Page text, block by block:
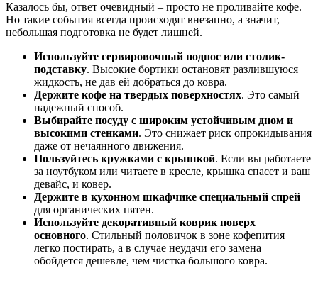
Казалось бы, ответ очевидный – просто не проливайте кофе.
Но такие события всегда происходят внезапно, а значит,
небольшая подготовка не будет лишней.
Используйте сервировочный поднос или столик-
подставку. Высокие бортики остановят разлившуюся
жидкость, не дав ей добраться до ковра.
Держите кофе на твердых поверхностях. Это самый
надежный способ.
Выбирайте посуду с широким устойчивым дном и
высокими стенками. Это снижает риск опрокидывания
даже от нечаянного движения.
Пользуйтесь кружками с крышкой. Если вы работаете
за ноутбуком или читаете в кресле, крышка спасет и ваш
девайс, и ковер.
Держите в кухонном шкафчике специальный спрей
для органических пятен.
Используйте декоративный коврик поверх
основного. Стильный половичок в зоне кофепития
легко постирать, а в случае неудачи его замена
обойдется дешевле, чем чистка большого ковра.